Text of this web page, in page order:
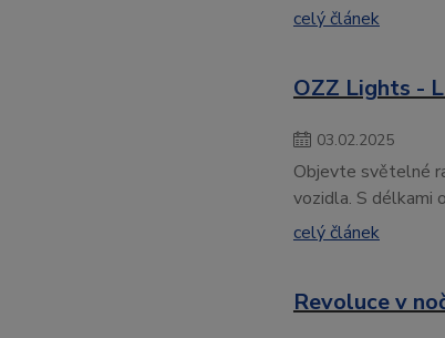
celý článek
OZZ Lights -
03.02.2025
Objevte světelné
vozidla. S délkami
celý článek
Revoluce v